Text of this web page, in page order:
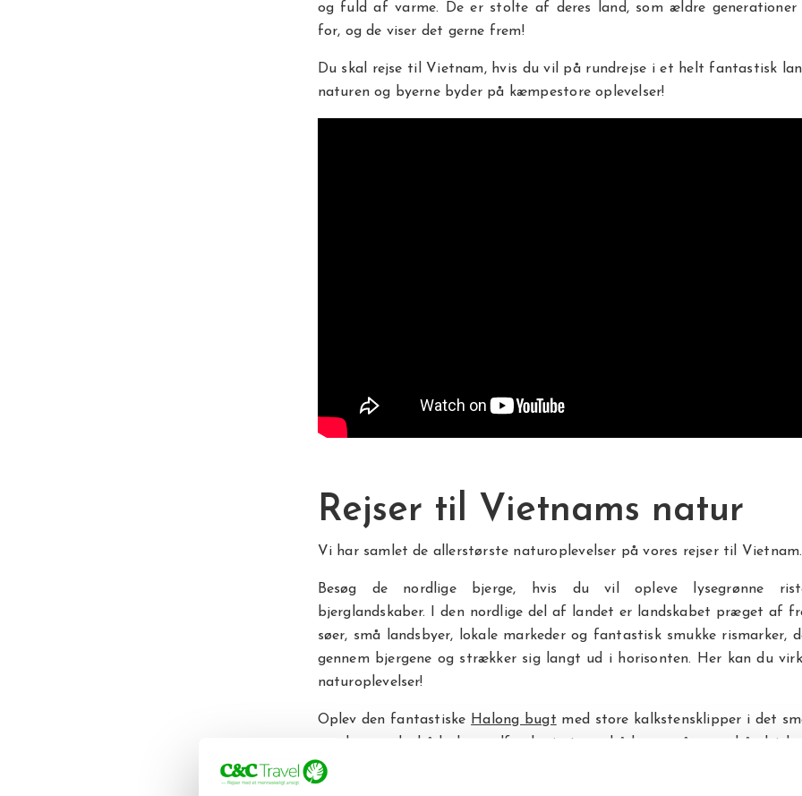
og fuld af varme. De er stolte af deres land, som ældre
for, og de viser det gerne frem!
Du skal rejse til Vietnam, hvis du vil på rundrejse i et helt fantastisk
naturen og byerne byder på kæmpestore oplevelser!
Rejser til Vietnams natur
Vi har samlet de allerstørste naturoplevelser på vores rejser til Vietnam.
Besøg de nordlige bjerge, hvis du vil opleve lysegrønne
bjerglandskaber. I den nordlige del af landet er landskabet præget af
søer, små landsbyer, lokale markeder og fantastisk smukke rismarker,
gennem bjergene og strækker sig langt ud i horisonten. Her kan du
naturoplevelser!
Oplev den fantastiske Halong bugt med store kalkstensklipper i det
vand, som du både kan udforske i større både og på egen hånd i
Halong Bay, at du får de mest storslåede oplevelser i naturen.